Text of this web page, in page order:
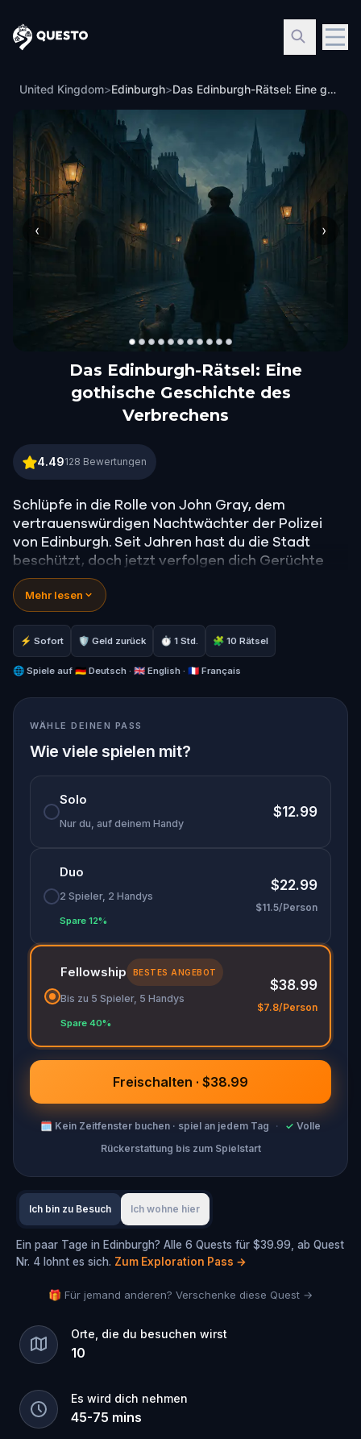
Questo
United Kingdom>Edinburgh> Das Edinburgh-Rätsel: Eine gothische Geschichte des Verbrechens
‹ ›
Das Edinburgh-Rätsel: Eine
gothische Geschichte des
Verbrechens
Das Edinburgh-Rätsel: Eine gothische Geschichte
4.49128 Bewertungen
Schlüpfe in die Rolle von John Gray, dem
vertrauenswürdigen Nachtwächter der Polizei
von Edinburgh. Seit Jahren hast du die Stadt
beschützt, doch jetzt verfolgen dich Gerüchte
über furchtbare, wiederholte Verbrechen, die die
Straßen heimsuchen.
Nur mit deinem Mut und der Gesellschaft von
Bobby, deinem treuen Skye Terrier, begibst du
dich auf eine gefährliche Reise durch die
unheimlichen, gothischen Straßen von Edinburgh.
und das Geheimnis lüften, das die Stadt bedroht.
Löse Rätsel, folge kryptischen Hinweisen, die in
den dunklen Gassen von Edinburgh versteckt
sind, und entdecke Geheimnisse, die den Verlauf
der Geschichte ändern könnten.
Gehe, erkunde und schaffe Erinnerungen,
während du die grausame Wahrheit aufdeckst.
Kannst du den Fall lösen, bevor die Zeit abläuft?
Mehr lesen
⚡ Sofort 🛡 Geld zurück ⏱ 1 Std. 🧩 10 Rätsel
🌐 Spiele auf 🇩🇪 Deutsch · 🇬🇧 English · 🇫🇷 Français
WÄHLE DEINEN PASS
Wie viele spielen mit?
Solo
Nur du, auf deinem Handy
$12.99
Duo
2 Spieler, 2 Handys
Spare 12%
$22.99
$11.5/Person
Fellowship BESTES ANGEBOT
Bis zu 5 Spieler, 5 Handys
Spare 40%
$38.99
$7.8/Person
Freischalten · $38.99
🗓 Kein Zeitfenster buchen · spiel an jedem Tag · ✓ Volle
Rückerstattung bis zum Spielstart
Ich bin zu Besuch Ich wohne hier
Ein paar Tage in Edinburgh? Alle 6 Quests für $39.99, ab Quest
Nr. 4 lohnt es sich. Zum Exploration Pass →
🎁 Für jemand anderen? Verschenke diese Quest →
Orte, die du besuchen wirst
10
Es wird dich nehmen
45-75 mins